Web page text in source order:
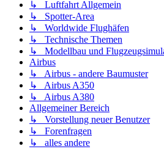
↳ Luftfahrt Allgemein
↳ Spotter-Area
↳ Worldwide Flughäfen
↳ Technische Themen
↳ Modellbau und
Airbus
↳ Airbus - andere Baumuster
↳ Airbus A350
↳ Airbus A380
Allgemeiner Bereich
↳ Vorstellung neuer Benutzer
↳ Forenfragen
↳ alles andere